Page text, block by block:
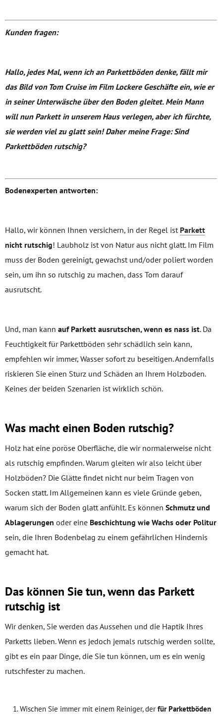
Kunden fragen:
Hallo, jedes Mal, wenn ich an Parkettböden denke, fällt mir
das Bild von Tom Cruise im Film Lockere Geschäfte ein, wie er
in seiner Unterwäsche über den Boden gleitet. Mein Mann
will nun Parkett in unserem Haus verlegen, aber ich fürchte,
sie werden viel zu glatt sein! Daher meine Frage: Sind
Parkettböden rutschig?
Bodenexperten antworten:
Hallo, wir können Ihnen versichern, in der Regel ist Parkett
nicht rutschig! Laubholz ist von Natur aus nicht glatt. Im Film
muss der Boden gereinigt, gewachst und/oder poliert worden
sein, um ihn so rutschig zu machen, dass Tom darauf
ausrutscht.
Und, man kann auf Parkett ausrutschen, wenn es nass ist. Da
Feuchtigkeit für Parkettböden sehr schädlich sein kann,
empfehlen wir immer, Wasser sofort zu beseitigen. Andernfalls
riskieren Sie einen Sturz und Schäden an Ihrem Holzboden.
Keines der beiden Szenarien ist wirklich schön.
Was macht einen Boden rutschig?
Holz hat eine poröse Oberfläche, die wir normalerweise nicht
als rutschig empfinden. Warum gleiten wir also leicht über
Holzböden? Die Glätte findet nicht nur beim Tragen von
Socken statt. Im Allgemeinen kann es viele Gründe geben,
warum sich der Boden glatt anfühlt. Es können Schmutz und
Ablagerungen oder eine Beschichtung wie Wachs oder Politur
sein, die Ihren Bodenbelag zu einem gefährlichen Hindernis
gemacht hat.
Das können Sie tun, wenn das Parkett
rutschig ist
Wir denken, Sie werden das Aussehen und die Haptik Ihres
Parketts lieben. Wenn es jedoch jemals rutschig werden sollte,
gibt es ein paar Dinge, die Sie tun können, um es ein wenig
rutschfester zu machen.
Wischen Sie immer mit einem Reiniger, der für Parkettböden